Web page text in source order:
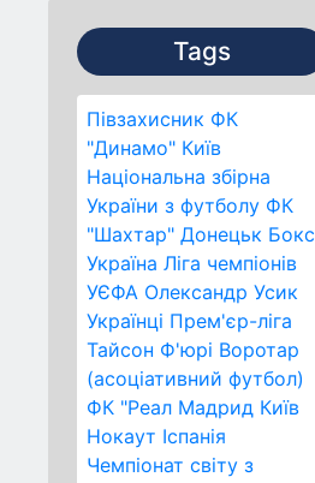
Tags
Півзахисник ФК
"Динамо" Київ
Національна збірна
України з футболу ФК
"Шахтар" Донецьк Бокс
Україна Ліга чемпіонів
УЄФА Олександр Усик
Українці Прем'єр-ліга
Тайсон Ф'юрі Воротар
(асоціативний футбол)
ФК "Реал Мадрид Київ
Нокаут Іспанія
Чемпіонат світу з